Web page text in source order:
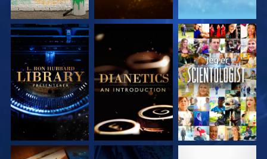
UTFORSK SERIEN UTFORSK SERIEN SE